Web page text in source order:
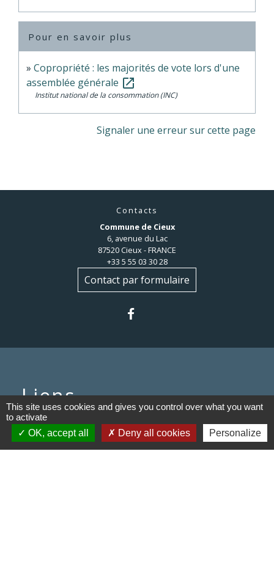
Pour en savoir plus
Copropriété : les majorités de vote lors d'une
assemblée générale open_in_new
Institut national de la consommation (INC)
Signaler une erreur sur cette page
Contacts
Commune de Cieux
6, avenue du Lac
87520 Cieux - FRANCE
+33 5 55 03 30 28
Contact par formulaire
Liens
Communauté de communes du
Haut Limousin
This site uses cookies and gives you control over what you want
to activate
OK, accept all
Deny all cookies Personalize